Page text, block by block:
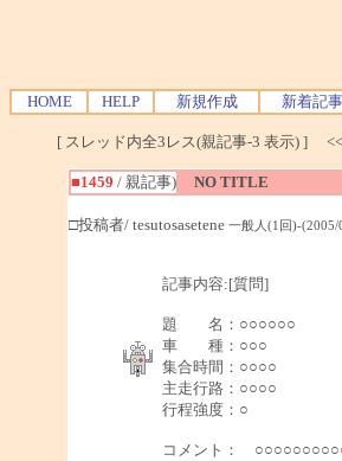
HOME HELP 新規作成 新着記事
[ スレッド内全3レス(親記事-3 表示) ] <<
■1459 / 親記事) NO TITLE
□投稿者/ tesutosasetene 一般人(1回)-
記事内容:[質問]
題 名：○○○○○○
車 種：
集合時間：
主走行路：
行程強度：○
コメント：